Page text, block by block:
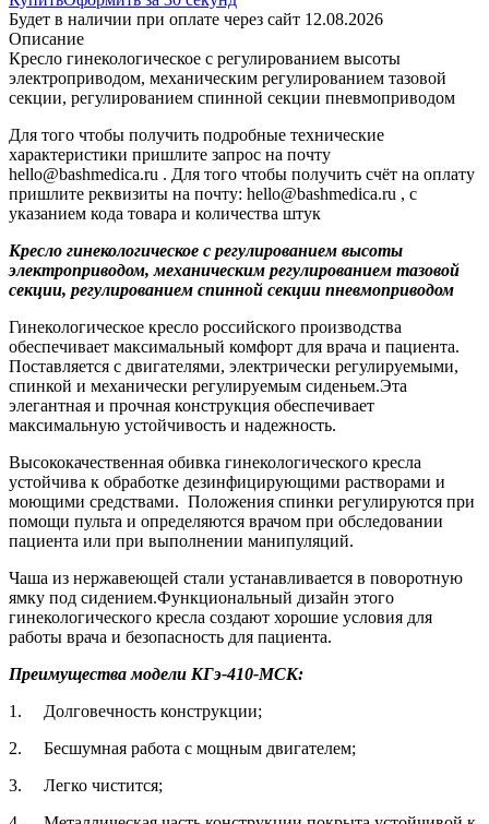
Будет в наличии при оплате через сайт 12.08.2026
Описание
Кресло гинекологическое с регулированием высоты
электроприводом, механическим регулированием тазовой
секции, регулированием спинной секции пневмоприводом
Для того чтобы получить подробные технические
характеристики пришлите запрос на почту
hello@bashmedica.ru . Для того чтобы получить счёт на оплату
пришлите реквизиты на почту: hello@bashmedica.ru , с
указанием кода товара и количества штук
Кресло гинекологическое с регулированием высоты
электроприводом, механическим регулированием тазовой
секции, регулированием спинной секции пневмоприводом
Гинекологическое кресло российского производства
обеспечивает максимальный комфорт для врача и пациента.
Поставляется с двигателями, электрически регулируемыми,
спинкой и механически регулируемым сиденьем.Эта
элегантная и прочная конструкция обеспечивает
максимальную устойчивость и надежность.
Высококачественная обивка гинекологического кресла
устойчива к обработке дезинфицирующими растворами и
моющими средствами. Положения спинки регулируются при
помощи пульта и определяются врачом при обследовании
пациента или при выполнении манипуляций.
Чаша из нержавеющей стали устанавливается в поворотную
ямку под сидением.Функциональный дизайн этого
гинекологического кресла создают хорошие условия для
работы врача и безопасность для пациента.
Преимущества модели КГэ-410-МСК:
1.
Долговечность конструкции;
2.
Бесшумная работа с мощным двигателем;
3.
Легко чистится;